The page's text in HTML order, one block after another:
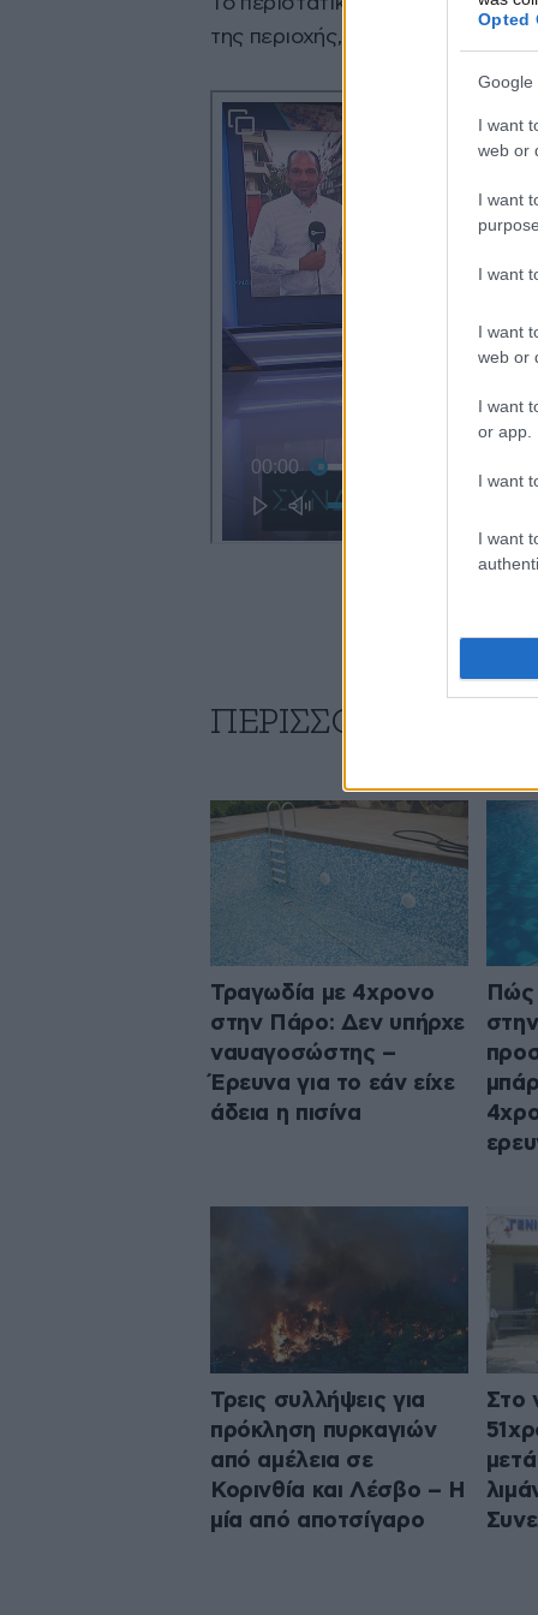
Opted
Google
I want
web or
I want
I want
I want
web or
I want
or app.
I want
I want
της περιοχής, οι οποίοι
ΠΕΡΙΣΣΟΤΕΡΑ ΑΠΟ
Τραγωδία με 4χρονο
στην Πάρο: Δεν υπήρχε
ναυαγοσώστης –
Έρευνα για το εάν είχε
άδεια η πισίνα
Πώς
Τρεις συλλήψεις για
πρόκληση πυρκαγιών
από αμέλεια σε
Κορινθία και Λέσβο – Η
μία από αποτσίγαρο
Στο